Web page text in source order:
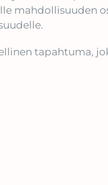
mahdollisuuden
tapahtuma,